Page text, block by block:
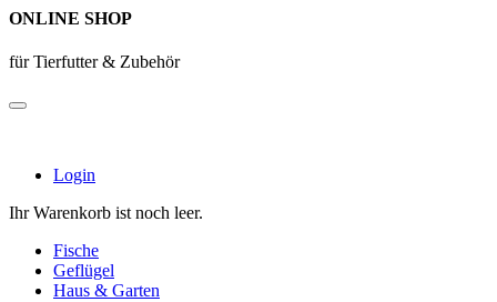
ONLINE SHOP
für Tierfutter & Zubehör
Login
Ihr Warenkorb ist noch leer.
Fische
Geflügel
Haus & Garten